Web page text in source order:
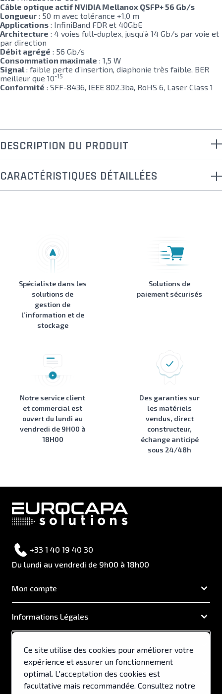
Câble optique actif NVIDIA Mellanox QSFP+ 56 Gb/s
Longueur : 50 m avec tolérance +1,0 m
Applications : InfiniBand FDR et 40GbE
Architecture : 4 voies full-duplex, jusqu’à 14 Gb/s par voie et
par direction
Débit agrégé : 56 Gb/s
Consommation maximale : 1,5 W
Signal : faible perte d’insertion, diaphonie très faible, BER
meilleur que 10-15
Conformité : SFF-8436, IEEE 802.3ba, RoHS 6, Laser Class 1
DESCRIPTION DU PRODUIT
CARACTÉRISTIQUES DÉTAILLÉES
Spécialiste dans les
solutions de
gestion de
l’information et de
stockage
Solutions de
paiement sécurisés
Notre service client
et commercial est
ouvert du lundi au
vendredi de 9H00 à
18H00
Des garanties sur
les matériels
vendus, direct
constructeur,
échange anticipé
sous 24/48h
+33 1 40 19 40 30
Du lundi au vendredi de 9h00 à 18h00
Mon compte
Informations Légales
Support & Services
Ce site utilise des cookies pour améliorer votre
expérience et assurer un fonctionnement
optimal. L'acceptation des cookies est
facultative mais recommandée. Consultez notre